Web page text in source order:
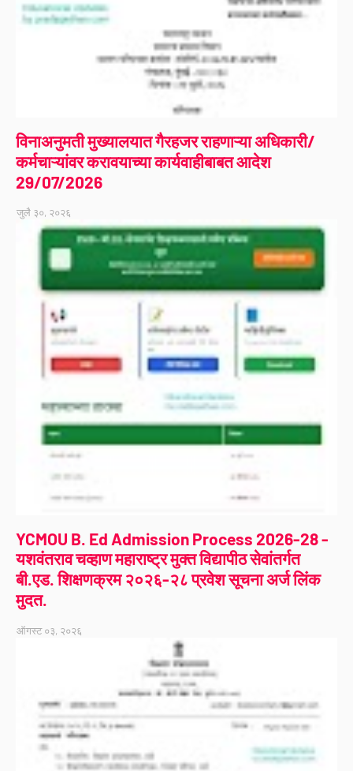
विनाअनुमती मुख्यालयात गैरहजर राहणाऱ्या अधिकारी/
कर्मचाऱ्यांवर करावयाच्या कार्यवाहीबाबत आदेश
29/07/2026
जुलै ३०, २०२६
YCMOU B. Ed Admission Process 2026-28 -
यशवंतराव चव्हाण महाराष्ट्र मुक्त विद्यापीठ सेवांतर्गत
बी.एड. शिक्षणक्रम २०२६-२८ प्रवेश सूचना अर्ज लिंक
मुदत.
ऑगस्ट ०३, २०२६